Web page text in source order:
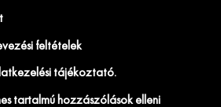
feltételek
tájékoztató.
tartalmú hozzászólások elleni